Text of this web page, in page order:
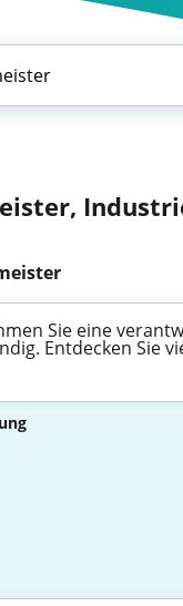
Sie eine
Entdecken Sie